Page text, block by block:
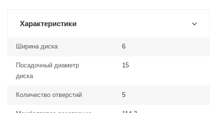
Характеристики
Ширина диска 6
Посадочный диаметр
диска
15
Количество отверстий 5